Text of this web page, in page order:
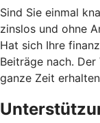
Sind Sie einmal
zinslos und ohne
Hat sich Ihre
Beiträge nach.
ganze Zeit